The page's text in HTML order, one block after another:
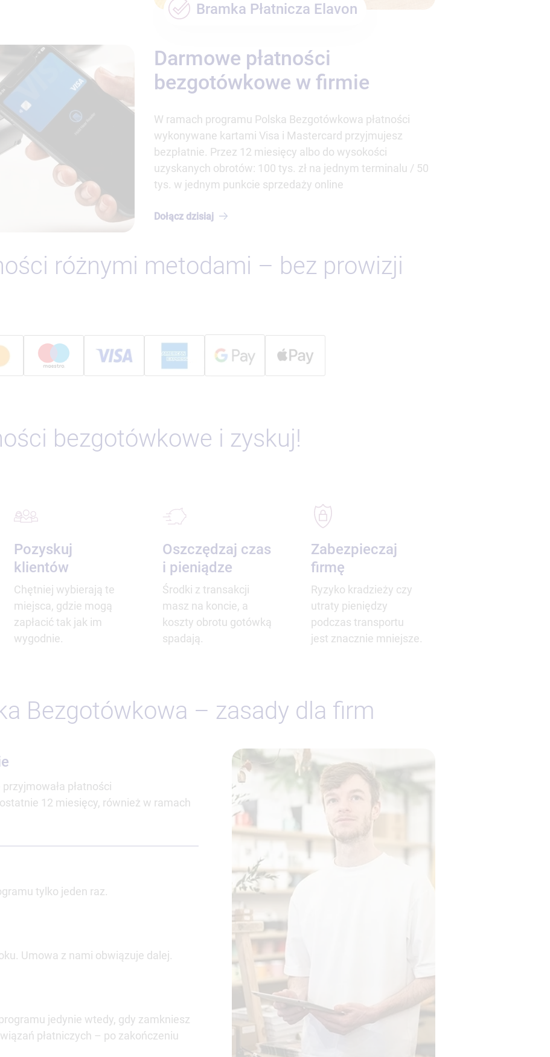
Bramka Płatnicza Elavon
Darmowe płatności
bezgotówkowe w firmie
W ramach programu Polska Bezgotówkowa płatności
wykonywane kartami Visa i Mastercard przyjmujesz
bezpłatnie. Przez 12 miesięcy albo do wysokości
uzyskanych obrotów: 100 tys. zł na jednym terminalu / 50
tys. w jednym punkcie sprzedaży online
Dołącz dzisiaj
różnymi metodami – bez prowizji
bezgotówkowe i zyskuj!
Pozyskuj
klientów
Chętniej wybierają te
miejsca, gdzie mogą
zapłacić tak jak im
wygodnie.
Oszczędzaj czas
i pieniądze
Środki z transakcji
masz na koncie, a
koszty obrotu gotówką
spadają.
Zabezpieczaj
firmę
Ryzyko kradzieży czy
utraty pieniędzy
podczas transportu
jest znacznie mniejsze.
Bezgotówkowa – zasady dla firm
płatności
12 miesięcy, również w ramach
tylko jeden raz.
Umowa z nami obwiązuje dalej.
jedynie wtedy, gdy zamkniesz
płatniczych – po zakończeniu